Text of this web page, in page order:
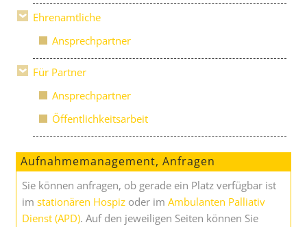
Ehrenamtliche
Ansprechpartner
Für Partner
Ansprechpartner
Öffentlichkeitsarbeit
Aufnahmemanagement, Anfragen
Sie können anfragen, ob gerade ein Platz verfügbar ist
imstationären Hospiz oder imAmbulanten Palliativ
Dienst (APD). Auf den jeweiligen Seiten können Sie